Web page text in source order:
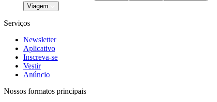
Viagem
Serviços
Newsletter
Aplicativo
Inscreva-se
Vestir
Anúncio
Nossos formatos principais